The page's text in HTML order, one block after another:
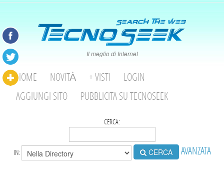
Il meglio di Internet
HOME NOVITÀ + VISTI
LOGIN
AGGIUNGI SITO
PUBBLICITA SU TECNOSEEK
CERCA:
IN: CERCA AVANZATA